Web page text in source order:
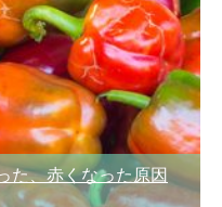
た、赤くなった原因